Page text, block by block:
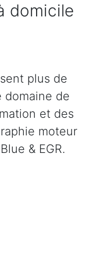
domicile
plus de
domaine de
et des
moteur
& EGR.